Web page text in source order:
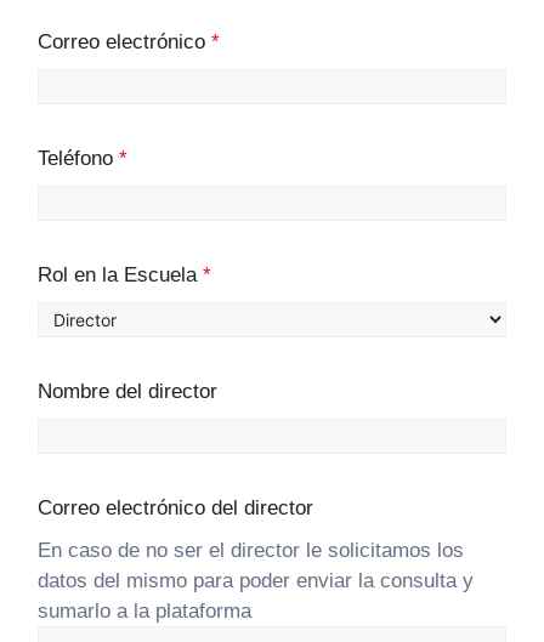
Correo electrónico *
Teléfono *
Rol en la Escuela *
Nombre del director
Correo electrónico del director
En caso de no ser el director le solicitamos los
datos del mismo para poder enviar la consulta y
sumarlo a la plataforma